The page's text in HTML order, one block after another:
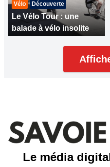
Vélo
Découverte
Le Vélo Tour : une
balade à vélo insolite
Le média